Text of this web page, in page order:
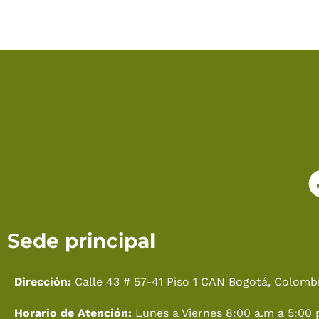
Sede principal
Dirección: Calle 43 # 57-41 Piso 1 CAN Bogotá,
Horario de Atención: Lunes a Viernes 8:00 a.m a